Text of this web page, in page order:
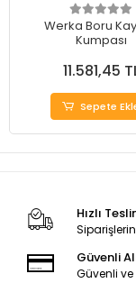
Werka Boru
Kumpası
11.581,45
Sepete
Hızlı
Güvenli
Güvenli